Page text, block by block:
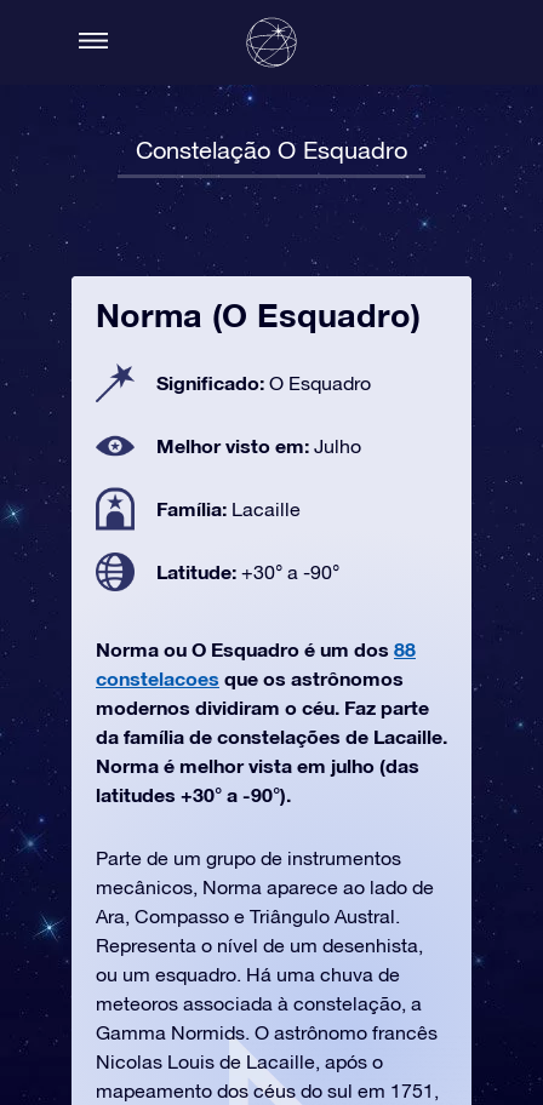
Constelação O Esquadro
Norma (O Esquadro)
Significado: O Esquadro
Melhor visto em: Julho
Família: Lacaille
Latitude: +30° a -90°
Norma ou O Esquadro é um dos 88
constelacoes que os astrônomos
modernos dividiram o céu. Faz parte
da família de constelações de Lacaille.
Norma é melhor vista em julho (das
latitudes +30° a -90°).
Parte de um grupo de instrumentos
mecânicos, Norma aparece ao lado de
Ara, Compasso e Triângulo Austral.
Representa o nível de um desenhista,
ou um esquadro. Há uma chuva de
meteoros associada à constelação, a
Gamma Normids. O astrônomo francês
Nicolas Louis de Lacaille, após o
mapeamento dos céus do sul em 1751,